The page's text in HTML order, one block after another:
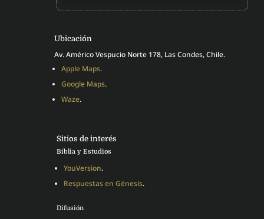
Ubicación
Av. Américo Vespucio Norte 178, Las Condes, Chile.
Apple Maps.
Google Maps.
Waze.
Sitios de interés
Biblia y Estudios
YouVersion.
Respuestas en Génesis.
Difusión